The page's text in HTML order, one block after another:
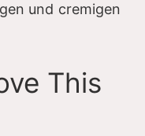
und cremigen
This